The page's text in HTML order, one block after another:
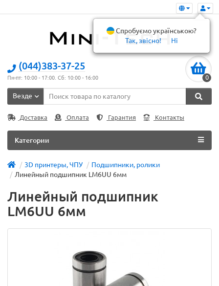
(044)383-37-25
Пн-пт: 10:00 - 17:00. Сб: 10:00 - 16:00 0
Везде
Доставка Оплата Гарантия Контакты
Категории
3D принтеры, ЧПУ
Подшипники, ролики
Линейный подшипник LM6UU 6мм
Линейный подшипник
LM6UU 6мм
Спробуємо українською?
Так, звісно!
Ні